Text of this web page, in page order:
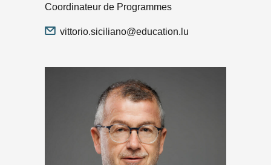
Coordinateur de Programmes
vittorio.siciliano@education.lu